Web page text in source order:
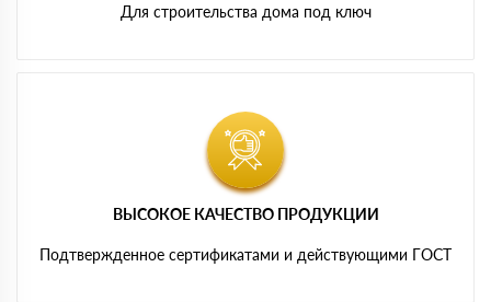
Для строительства дома под ключ
ВЫСОКОЕ КАЧЕСТВО ПРОДУКЦИИ
Подтвержденное сертификатами и действующими ГОСТ